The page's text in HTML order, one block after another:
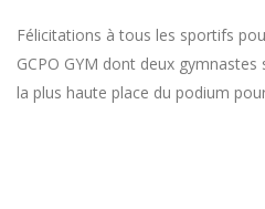
Félicitations à tous les sportifs
GCPO GYM dont deux
la plus haute place du podium